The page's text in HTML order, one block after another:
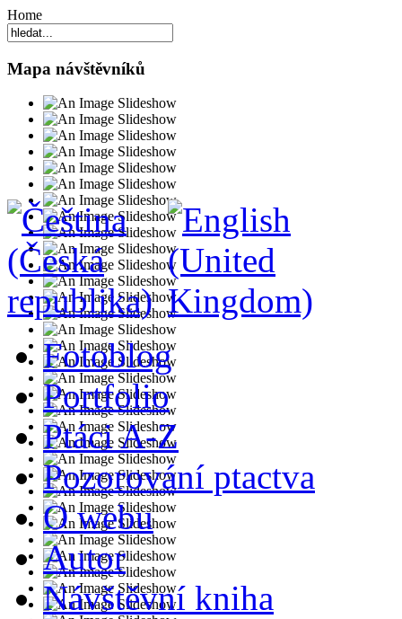
Home
Mapa návštěvníků
Fotoblog
Portfolio
Ptáci A-Z
Pozorování ptactva
O webu
Autor
Návštěvní kniha